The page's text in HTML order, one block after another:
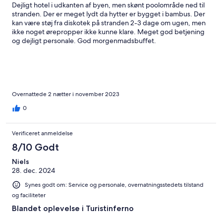
Dejligt hotel i udkanten af byen, men skønt poolområde ned til
stranden. Der er meget lydt da hytter er bygget i bambus. Der
kan være støj fra diskotek på stranden 2-3 dage om ugen, men
ikke noget ørepropper ikke kunne klare. Meget god betjening
og dejligt personale. God morgenmadsbuffet.
Overnattede 2 nætter i november 2023
0
Verificeret anmeldelse
8/10 Godt
Niels
28. dec. 2024
Synes godt om: Service og personale, overnatningsstedets tilstand
og faciliteter
Blandet oplevelse i Turistinferno